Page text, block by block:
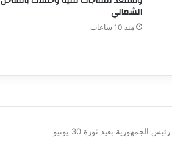
الشمالي
منذ 10 ساعات